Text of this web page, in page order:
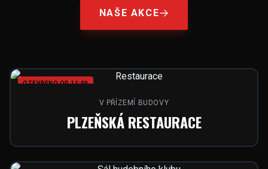
NAŠE AKCE
OTEVŘENO OD 11:00
V PŘÍZEMÍ BUDOVY
PLZEŇSKÁ RESTAURACE